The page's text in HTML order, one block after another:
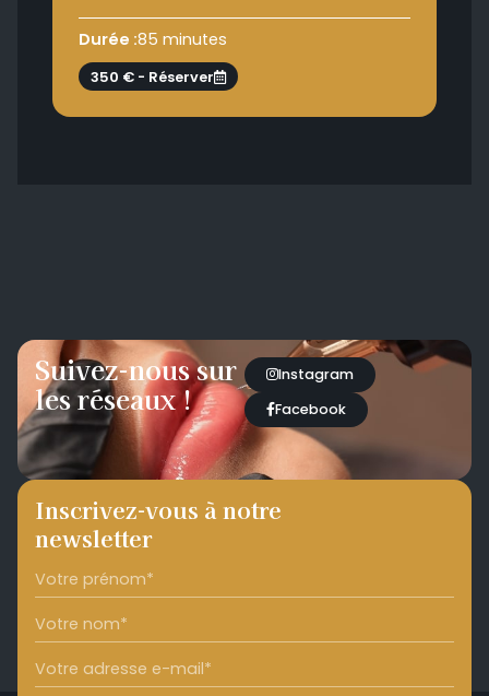
Durée :85 minutes
350 € - Réserver
Suivez-nous sur
les réseaux !
Instagram
Facebook
Inscrivez-vous à notre
newsletter